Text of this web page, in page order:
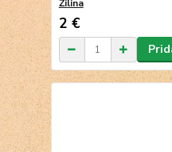
Žilina
2 €